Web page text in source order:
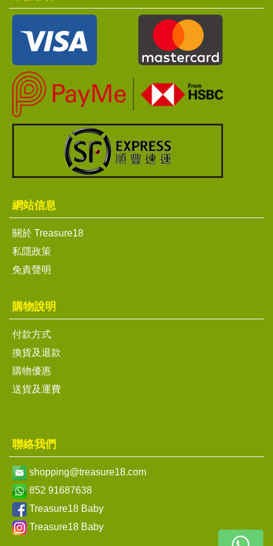
網站信息
關於 Treasure18
私隱政策
免責聲明
購物說明
付款方式
換貨及退款
購物優惠
送貨及運費
聯絡我們
shopping@treasure18.com
852 91687638
Treasure18 Baby
Treasure18 Baby